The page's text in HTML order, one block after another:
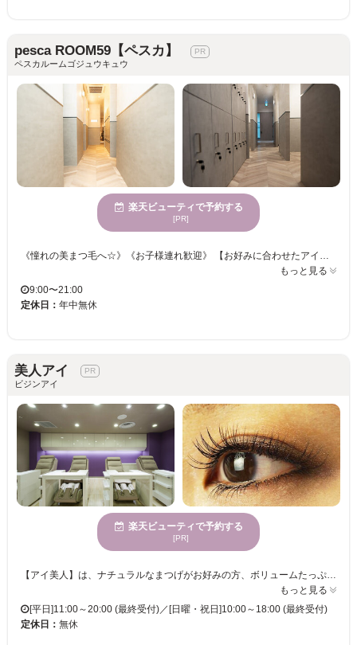
pesca ROOM59【ペスカ】
ペスカルームゴジュウキュウ
楽天ビューティで予約する
[PR]
もっと見る
9:00〜21:00
定休日： 年中無休
美人アイ
ビジンアイ
楽天ビューティで予約する
[PR]
もっと見る
[平日]11:00～20:00 (最終受付)／[日曜・祝日]10:00～18:00 (最終受付)
定休日： 無休